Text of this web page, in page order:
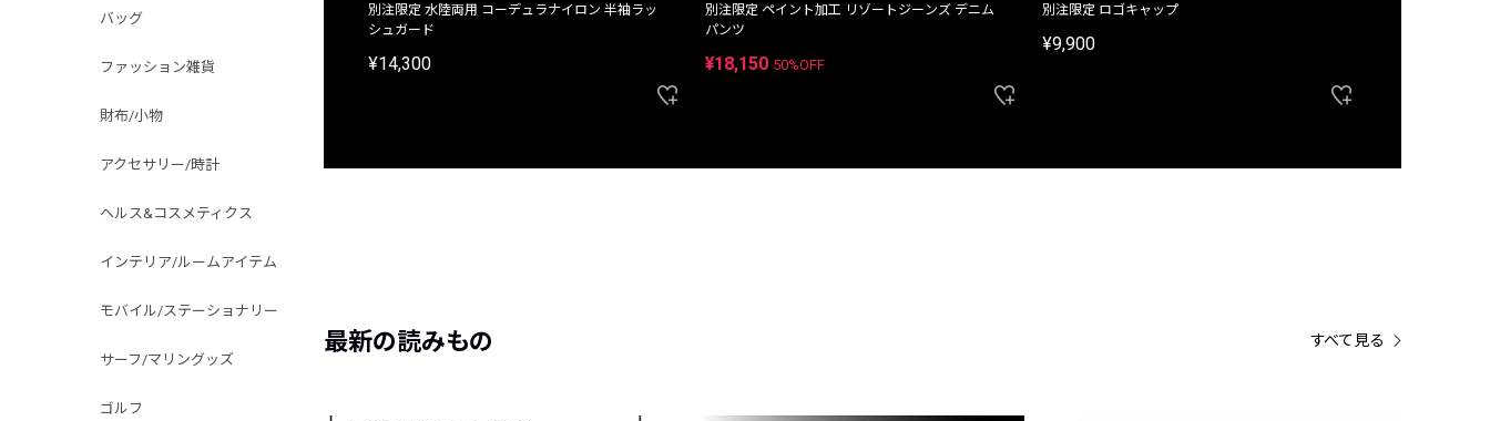
バッグ
ファッション雑貨
財布/小物
アクセサリー/時計
ヘルス&コスメティクス
インテリア/ルームアイテム
モバイル/ステーショナリー
サーフ/マリングッズ
ゴルフ
別注限定 ピグメントダイ バックプリント サーフ
プリントTシャツ
別注限定 水陸両用 コーデュラナイロン 半袖ラッ
シュガード
¥14,300
別注限定 ペイント加工 リゾートジーンズ デニム
パンツ
¥18,150 50%OFF
別注限定 ロゴキャップ
¥9,900
最新の読みもの すべて見る